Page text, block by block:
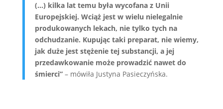
(…) kilka lat temu była wycofana z Unii
Europejskiej. Wciąż jest w wielu nielegalnie
produkowanych lekach, nie tylko tych na
odchudzanie. Kupując taki preparat, nie wiemy,
jak duże jest stężenie tej substancji, a jej
przedawkowanie może prowadzić nawet do
śmierci”– mówiła Justyna Pasieczyńska.